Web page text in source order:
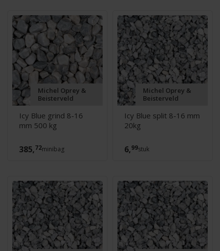
Michel Oprey &
Beisterveld
Icy Blue grind 8-16
mm 500 kg
385,72minibag
Michel Oprey &
Beisterveld
Icy Blue split 8-16 mm
20kg
6,99stuk